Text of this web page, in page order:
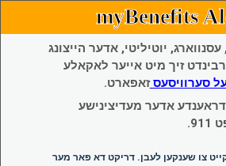
myBenefits
יוטיליטי, אדער הייצונג
זיך מיט אייער לאקאלע
סערוויסעסזאפארט.
אדער מעדיצינישע
צו שענקען לעבן. דריקט דא פאר מער